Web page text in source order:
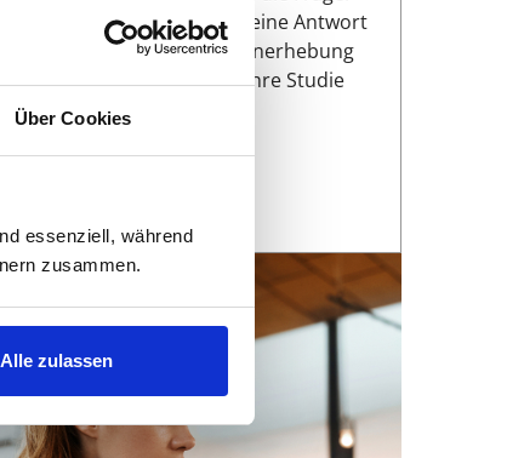
Über Cookies
essenziell, während
zusammen.
Alle zulassen
Frage soll Ihre Studie eine Antwort
Vor dem Beginn der Datenerhebung
Doktorarbeit sollten Sie Ihre Studie
planen.